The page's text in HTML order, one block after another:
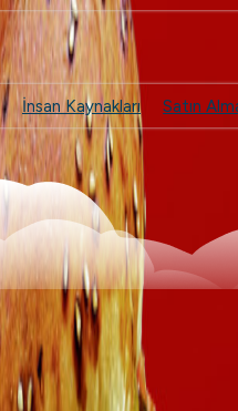
İnsan Kaynakları Satın